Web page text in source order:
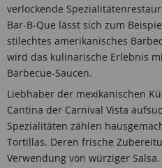
verlockende
Bar-B-Que lässt sich zum
stilechtes amerikanisches
wird das kulinarische Erlebnis
Barbecue-Saucen.
Liebhaber der mexikanischen
Cantina der Carnival Vista
Spezialitäten zählen
Tortillas. Deren frische
Verwendung von würziger